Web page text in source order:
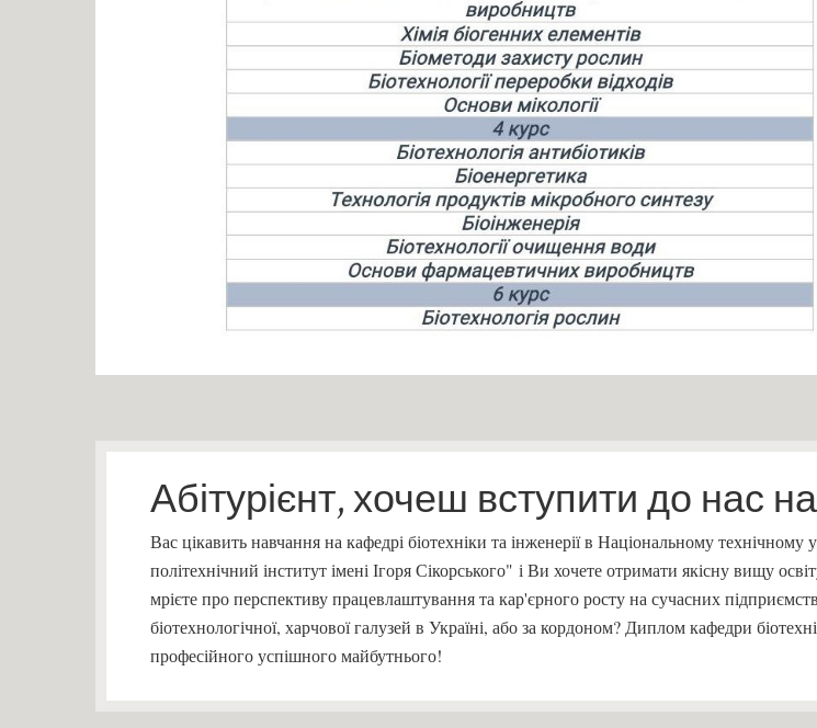
Абітурієнт, хочеш вступити до нас
Вас цікавить навчання на кафедрі біотехніки та інженерії в Національному технічному
політехнічний інститут імені Ігоря Сікорського" і Ви хочете отримати якісну вищу
мрієте про перспективу працевлаштування та кар'єрного росту на сучасних
біотехнологічної, харчової галузей в Україні, або за кордоном? Диплом кафедри
професійного успішного майбутнього!